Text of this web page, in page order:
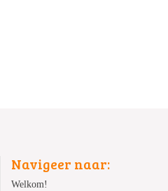
Navigeer naar:
Welkom!